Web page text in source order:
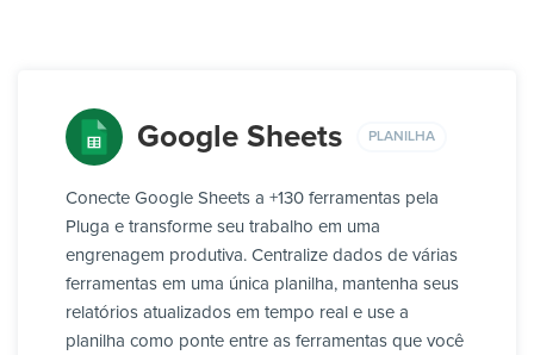
Google Sheets PLANILHA
Conecte Google Sheets a +130 ferramentas pela
Pluga e transforme seu trabalho em uma
engrenagem produtiva. Centralize dados de várias
ferramentas em uma única planilha, mantenha seus
relatórios atualizados em tempo real e use a
planilha como ponte entre as ferramentas que você